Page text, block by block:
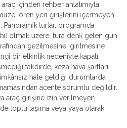
içinden rehber anlatımıyla
ören yeri girişlerini içermeyen
Panoramik turlar, programda
olmak üzere, tura denk gelen gün
gezilmesine, girilmesine
bir etkinlik nedeniyle kapalı
takdirde, keza hava şartları
hale geldiği durumlarda
acente sorumlu değildir.
araç girişine izin verilmeyen
toplu taşıma veya yaya olarak